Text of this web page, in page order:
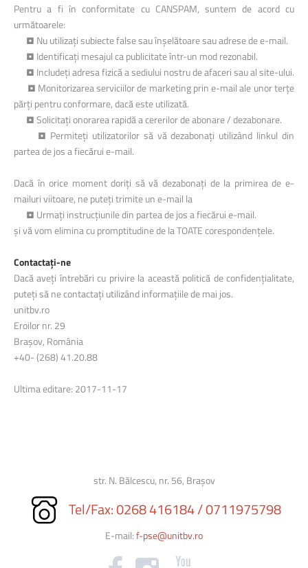
Pentru a fi în conformitate cu CANSPAM, suntem de acord cu
următoarele:
• Nu utilizați subiecte false sau înșelătoare sau adrese de e-mail.
• Identificați mesajul ca publicitate într-un mod rezonabil.
• Includeți adresa fizică a sediului nostru de afaceri sau al site-ului.
• Monitorizarea serviciilor de marketing prin e-mail ale unor terțe
părți pentru conformare, dacă este utilizată.
• Solicitați onorarea rapidă a cererilor de abonare / dezabonare.
• Permiteți utilizatorilor să vă dezabonați utilizând linkul din
partea de jos a fiecărui e-mail.
Dacă în orice moment doriți să vă dezabonați de la primirea de e-
mailuri viitoare, ne puteți trimite un e-mail la
• Urmați instrucțiunile din partea de jos a fiecărui e-mail.
și vă vom elimina cu promptitudine de la TOATE corespondențele.
Contactați-ne
Dacă aveți întrebări cu privire la această politică de confidențialitate,
puteți să ne contactați utilizând informațiile de mai jos.
unitbv.ro
Eroilor nr. 29
Brașov, România
+40- (268) 41.20.88
Ultima editare: 2017-11-17
str. N. Bălcescu, nr. 56, Brașov
Tel/Fax: 0268 416184/ 0711975798
E-mail:f-pse@unitbv.ro